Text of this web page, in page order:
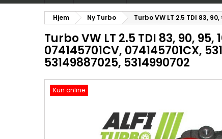
Hjem Ny Turbo Turbo VW LT 2.5 TDI 83,
Turbo VW LT 2.5 TDI 83, 90, 95,
074145701CV, 074145701CX,
53149887025, 5314990702
Kun online